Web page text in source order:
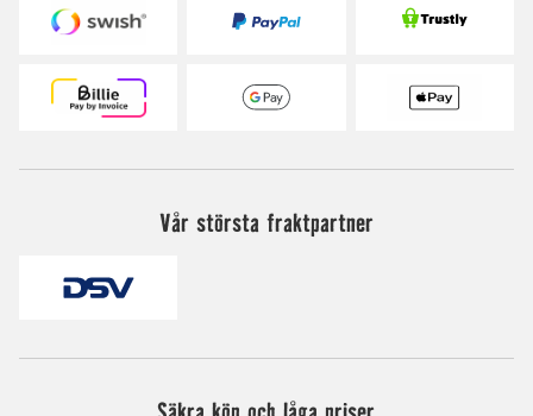
Vår största fraktpartner